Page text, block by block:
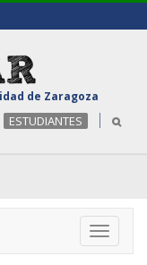
de Zaragoza
ESTUDIANTES
Toggle